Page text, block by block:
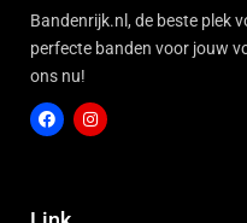
Bandenrijk.nl, de beste plek
perfecte banden voor jouw
ons nu!
c